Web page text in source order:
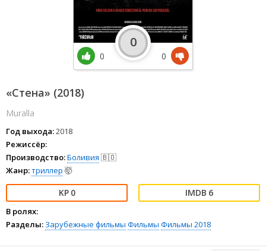
«Стена» (2018)
Muralla
Год выхода:2018
Режиссёр:
Производство:Боливия 🇧🇴
Жанр:триллер 🤯
0 6
В ролях:
Разделы: Зарубежные фильмы Фильмы Фильмы 2018
0
0
0